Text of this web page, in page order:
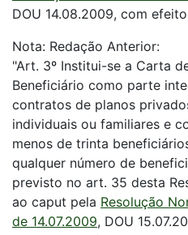
DOU 14.08.2009, com
Nota: Redação Anterior:
"Art. 3º Institui-se a Carta
Beneficiário como parte
contratos de planos
individuais ou familiares e
menos de trinta
qualquer número de
previsto no art. 35 desta
ao caput pela Resolução
de 14.07.2009, DOU